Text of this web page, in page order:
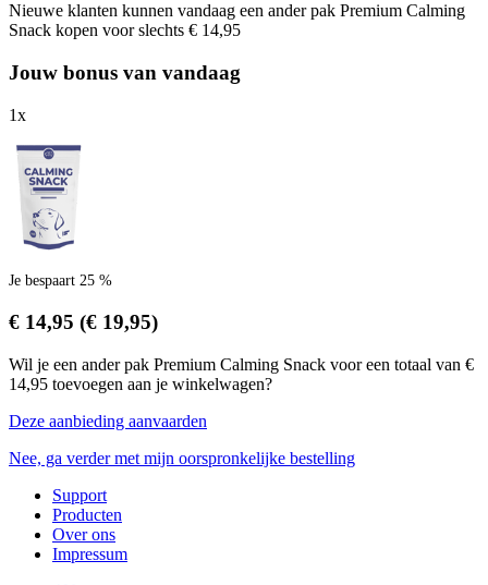
Nieuwe klanten kunnen vandaag een ander pak Premium Calming
Snack kopen voor slechts € 14,95
Jouw bonus van vandaag
1x
Je bespaart 25 %
€ 14,95 (€ 19,95)
Wil je een ander pak Premium Calming Snack voor een totaal van €
14,95 toevoegen aan je winkelwagen?
Deze aanbieding aanvaarden
Nee, ga verder met mijn oorspronkelijke bestelling
Support
Producten
Over ons
Impressum